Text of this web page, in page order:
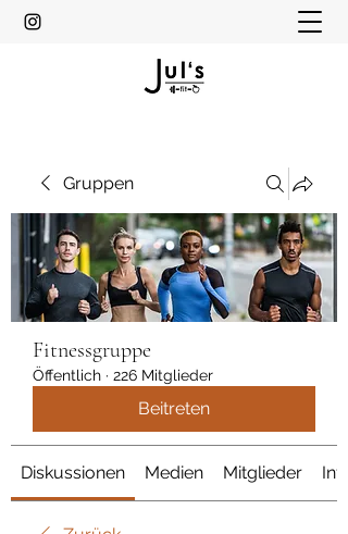
Gruppen
Fitnessgruppe
Öffentlich · 226 Mitglieder
Beitreten
Diskussionen Medien Mitglieder Info